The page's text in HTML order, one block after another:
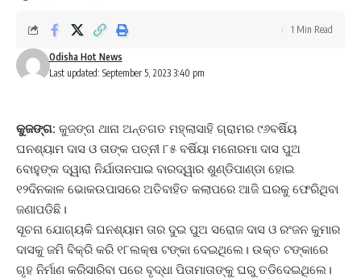
Last updated: September 5, 2023 3:40 pm
Odisha Hot News
1 Min Read
କୁଜଙ୍ଗ: କୁଜଙ୍ଗ ଥାନା ଅନ୍ତଗତ ମହ୍ଲାସାହି ଗ୍ରାମର ୯୬ବର୍ଷିୟ
ଘନଶ୍ୟାମ ଦାସ ଓ ତାଙ୍କ ପତ୍ନୀ ୮୫ ବର୍ଷିୟା ମନୋରମା ଦାସ ପୁଅ
ବୋହୁଙ୍କ ଦ୍ୱାରା ନିର୍ଯାତାନପାଇ ବାରଦ୍ୱାର ଶୁଣ୍ଡିପାଣ୍ଡା ହୋଇ
୧୨ଦିନକାଳ ଭୋକଉପାସରେ ଅତିବାହିତ କଲାପରେ ଆଜି ଘରକୁ ଫେରିଥିବା
ଜଣାପଡିଛି।
ସୂଚନା ଯୋଗ୍ୟକି ଘନଶ୍ୟାମ ତାର ଦୁଇ ପୁଅ ସରୋଜ ଦାସ ଓ ରଂଜନ କୁମାର
ଦାସକୁ ଜମି ବିକ୍ରି କରି ୧୮ଲକ୍ଷ ଟଙ୍କା ଦେଇଥିଲେ। ଉକ୍ତ ଟଙ୍କାରେ
ଗୃହ ନିର୍ମାଣ କରିସାରିବା ପରେ ବୃଦ୍ଧା ପିତାମାତାଙ୍କୁ ଘରୁ ତଡିଦେଇଥିଲେ।